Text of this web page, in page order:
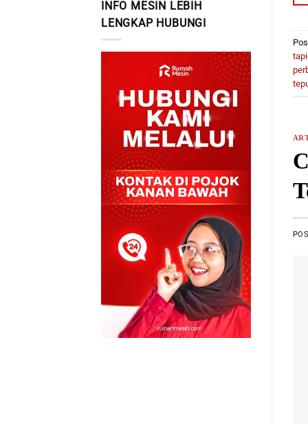
INFO MESIN LEBIH
LENGKAP HUBUNGI